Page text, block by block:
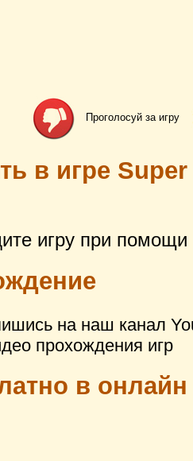
Проголосуй за игру
в игре
игру при
на наш канал
прохождения игр
в